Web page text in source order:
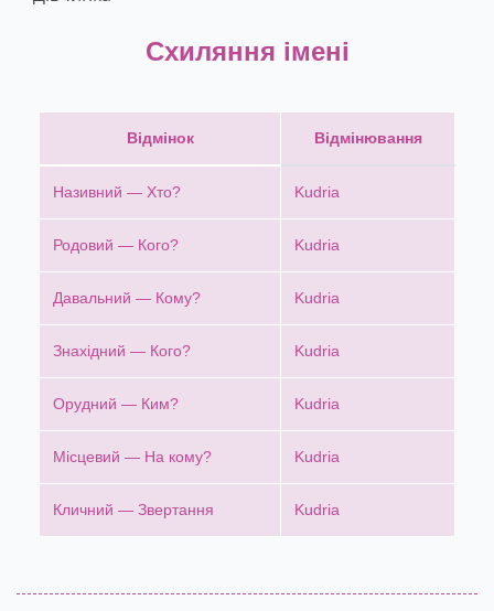
Схиляння імені
Відмінок Відмінювання
Називний — Хто? Kudria
Родовий — Кого? Kudria
Давальний — Кому? Kudria
Знахідний — Кого? Kudria
Орудний — Ким? Kudria
Місцевий — На кому? Kudria
Кличний — Звертання Kudria